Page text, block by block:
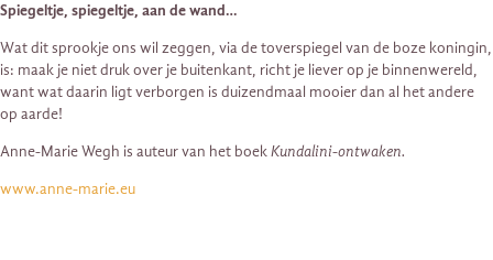
Spiegeltje, spiegeltje, aan de wand…
Wat dit sprookje ons wil zeggen, via de toverspiegel van de boze koningin,
is: maak je niet druk over je buitenkant, richt je liever op je binnenwereld,
want wat daarin ligt verborgen is duizendmaal mooier dan al het andere
op aarde!
Anne-Marie Wegh is auteur van het boekKundalini-ontwaken.
www.anne-marie.eu